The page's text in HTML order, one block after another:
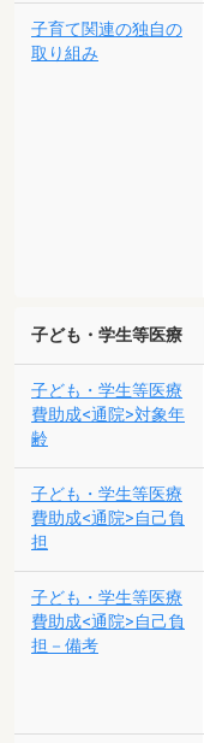
子育て関連の独自の
取り組み
子ども・学生等医療
子ども・学生等医療
費助成<通院>対象年
齢
子ども・学生等医療
費助成<通院>自己負
担
子ども・学生等医療
費助成<通院>自己負
担－備考